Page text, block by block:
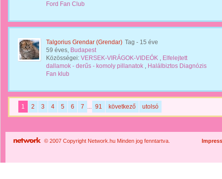
Ford Fan Club
Talgorius Grendar (Grendar) Tag - 15 éve
59 éves, Budapest
Közösségei: VERSEK-VIRÁGOK-VIDEÓK , Elfelejtett
dallamok - derűs - komoly pillanatok , Halálbiztos Diagnózis
Fan klub
1 2 3 4 5 6 7 ... 91 következő utolsó
© 2007 Copyright Network.hu Minden jog fenntartva.